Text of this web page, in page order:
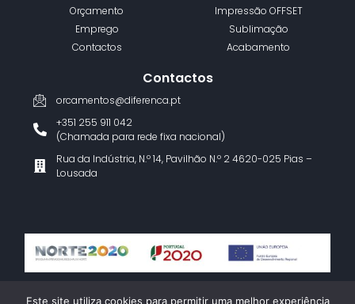
Orçamento
Emprego
Contactos
Impressão OFFSET
Sublimação
Acabamento
Contactos
orcamentos@diferenca.pt
+351 255 911 042
(Chamada para rede fixa nacional)
Rua da Indústria, N.º 14, Pavilhão N.º 2 4620-025 Pias –
Lousada
Este site utiliza cookies para permitir uma melhor experiência